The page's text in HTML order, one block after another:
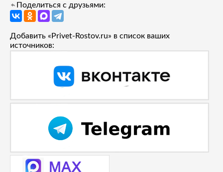
Поделиться с друзьями:
Добавить «Privet-Rostov.ru» в список ваших
источников: